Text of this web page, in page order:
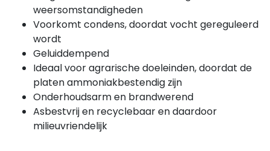
weersomstandigheden
Voorkomt condens, doordat vocht gereguleerd
wordt
Geluiddempend
Ideaal voor agrarische doeleinden, doordat de
platen ammoniakbestendig zijn
Onderhoudsarm en brandwerend
Asbestvrij en recyclebaar en daardoor
milieuvriendelijk